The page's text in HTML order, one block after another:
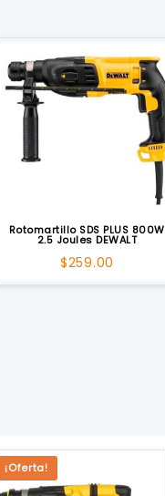
Rotomartillo SDS PLUS 800W
2.5 Joules DEWALT
$259.00
¡Oferta!